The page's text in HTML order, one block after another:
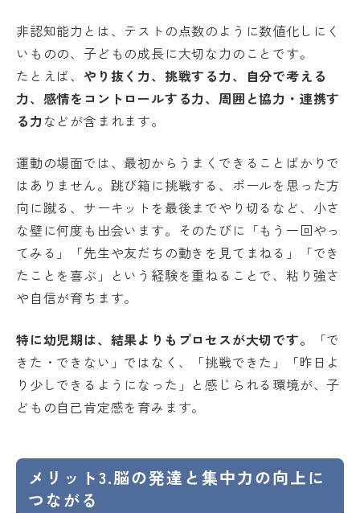
非認知能力とは、テストの点数のように数値化しにく
いものの、子どもの成長に大切な力のことです。
たとえば、 やり抜く力、挑戦する力、自分で考える
力、感情をコントロールする力、周囲と協力・連携す
る力 などが含まれます。
運動の場面では、最初からうまくできることばかりで
はありません。跳び箱に挑戦する、ボールを思った方
向に蹴る、サーキットを最後までやり切るなど、小さ
な壁に何度も出会います。そのたびに「もう一回やっ
てみる」「先生や友だちの動きを見てまねる」「でき
たことを喜ぶ」という経験を重ねることで、粘り強さ
や自信が育ちます。
特に幼児期は、結果よりもプロセスが大切です。
「で
きた・できない」ではなく、「挑戦できた」「昨日よ
り少しできるようになった」と感じられる環境が、子
どもの自己肯定感を育みます。
メリット3.脳の発達と集中力の向上に
つながる